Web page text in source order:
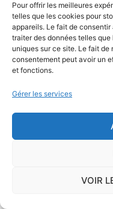
Pour offrir les meilleures
telles que les cookies pour
appareils. Le fait de
traiter des données telles
uniques sur ce site. Le fait de
consentement peut avoir un
et fonctions.
Gérer les services
VOIR
Leradonest un gaz
radium et de l'uranium,
et les roches. On
dans l'air sur le
(Institut de
1, 2 ou 3.
Inhalé régulièrement